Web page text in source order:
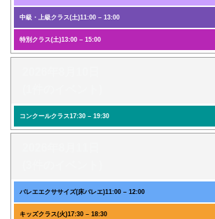
中級・上級クラス(土)11:00 – 13:00
特別クラス(土)13:00 – 15:00
コンクールクラス17:30 – 19:30
バレエエクササイズ(床バレエ)11:00 – 12:00
キッズクラス(火)17:30 – 18:30